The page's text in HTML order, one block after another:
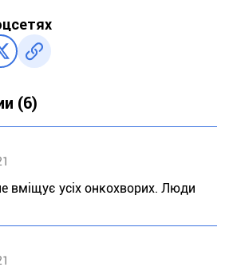
(6)
вміщує усіх онкохворих. Люди